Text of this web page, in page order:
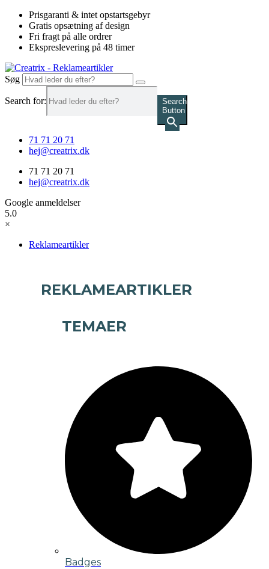
Videre
indhold
Prisgaranti & intet opstartsgebyr
Gratis opsætning af design
Fri fragt på alle ordrer
Ekspreslevering på 48 timer
Søg
Search for:
Search
Button
71 71 20 71
hej@creatrix.dk
71 71 20 71
hej@creatrix.dk
Google anmeldelser
5.0
×
Reklameartikler
REKLAMEARTIKLER
TEMAER
Badges